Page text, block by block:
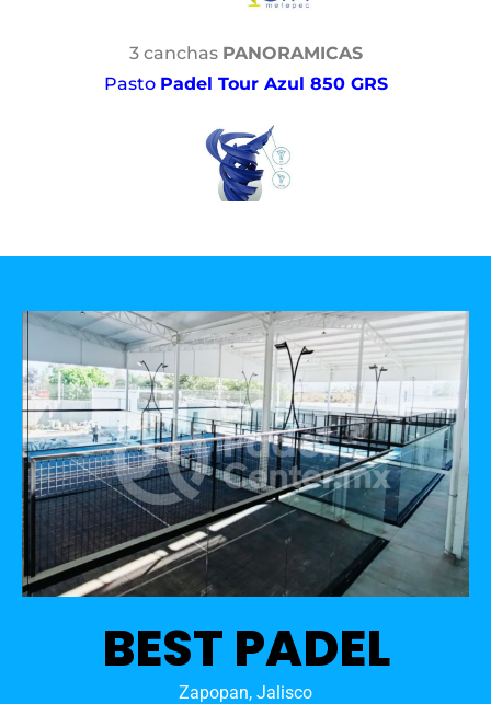
3 canchas PANORAMICAS
Pasto Padel Tour Azul 850 GRS
BEST PADEL
Zapopan, Jalisco